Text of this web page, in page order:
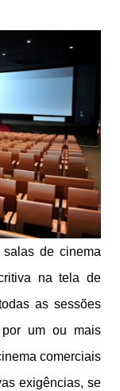
de cinema
na tela de
as sessões
um ou mais
comerciais
exigências, se